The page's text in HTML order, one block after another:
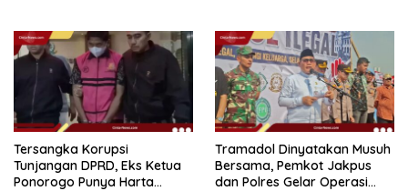
Tersangka Korupsi
Tunjangan DPRD, Eks Ketua
Ponorogo Punya Harta
Tramadol Dinyatakan Musuh
Bersama, Pemkot Jakpus
dan Polres Gelar Operasi